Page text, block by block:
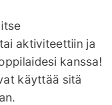
aktiviteettiin ja
kanssa!
käyttää sitä